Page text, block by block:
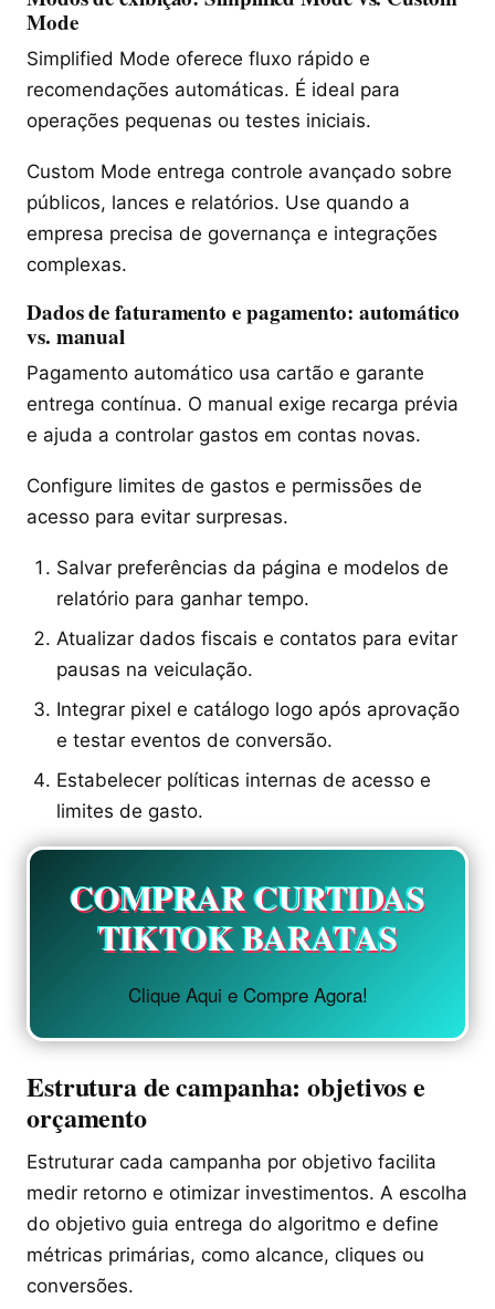
Mode
Simplified Mode oferece fluxo rápido e
recomendações automáticas. É ideal para
operações pequenas ou testes iniciais.
Custom Mode entrega controle avançado sobre
públicos, lances e relatórios. Use quando a
empresa precisa de governança e integrações
complexas.
Dados de faturamento e pagamento: automático
vs. manual
Pagamento automático usa cartão e garante
entrega contínua. O manual exige recarga prévia
e ajuda a controlar gastos em contas novas.
Configure limites de gastos e permissões de
acesso para evitar surpresas.
Salvar preferências da página e modelos de
relatório para ganhar tempo.
Atualizar dados fiscais e contatos para evitar
pausas na veiculação.
Integrar pixel e catálogo logo após aprovação
e testar eventos de conversão.
Estabelecer políticas internas de acesso e
limites de gasto.
COMPRAR CURTIDAS
TIKTOK BARATAS
Clique Aqui e Compre Agora!
Estrutura de campanha: objetivos e
orçamento
Estruturar cada campanha por objetivo facilita
medir retorno e otimizar investimentos. A escolha
do objetivo guia entrega do algoritmo e define
métricas primárias, como alcance, cliques ou
conversões.